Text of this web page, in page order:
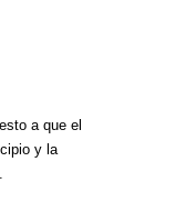
a que el
y la